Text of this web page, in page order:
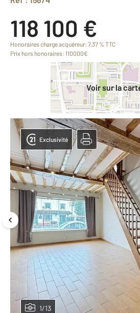
118 100 €
Honoraires charge acquéreur: 7,37 % TTC
Prix hors honoraires: 110000€
Voir sur la
1/13
Exclusivité